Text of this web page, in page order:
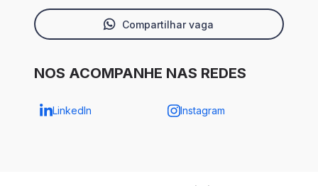
Compartilhar vaga
NOS ACOMPANHE NAS REDES
LinkedIn Instagram